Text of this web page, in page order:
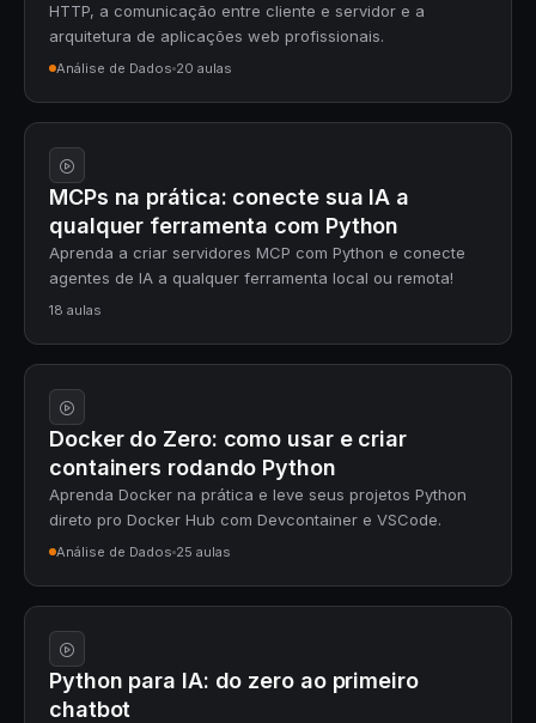
HTTP, a comunicação entre cliente e servidor e a
arquitetura de aplicações web profissionais.
Análise de Dados 20 aulas
MCPs na prática: conecte sua IA a
qualquer ferramenta com Python
Aprenda a criar servidores MCP com Python e conecte
agentes de IA a qualquer ferramenta local ou remota!
18 aulas
Docker do Zero: como usar e criar
containers rodando Python
Aprenda Docker na prática e leve seus projetos Python
direto pro Docker Hub com Devcontainer e VSCode.
Análise de Dados 25 aulas
Python para IA: do zero ao primeiro
chatbot